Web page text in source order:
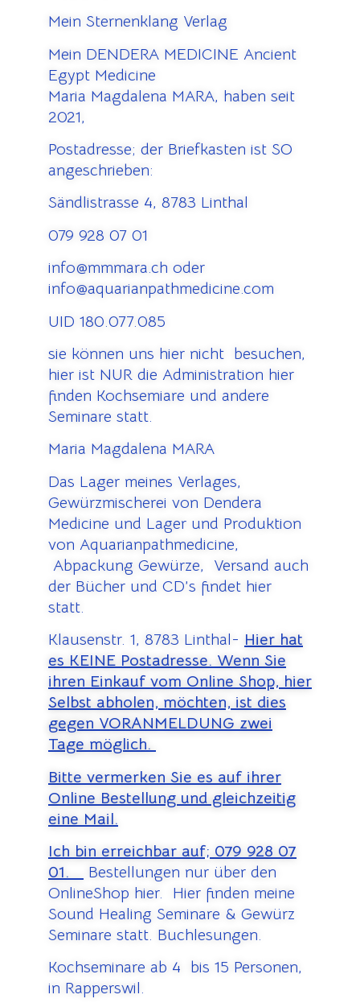
Mein Sternenklang Verlag
Mein DENDERA MEDICINE Ancient
Egypt Medicine
Maria Magdalena MARA, haben seit
2021,
Postadresse; der Briefkasten ist SO
angeschrieben:
Sändlistrasse 4, 8783 Linthal
079 928 07 01
info@mmmara.ch oder
info@aquarianpathmedicine.com
UID 180.077.085
sie können uns hier nicht besuchen,
hier ist NUR die Administration hier
finden Kochsemiare und andere
Seminare statt.
Maria Magdalena MARA
Das Lager meines Verlages,
Gewürzmischerei von Dendera
Medicine und Lager und Produktion
von Aquarianpathmedicine,
Abpackung Gewürze, Versand auch
der Bücher und CD’s findet hier
statt.
Klausenstr. 1, 8783 Linthal- Hier hat
es KEINE Postadresse. Wenn Sie
ihren Einkauf vom Online Shop, hier
Selbst abholen, möchten, ist dies
gegen VORANMELDUNG zwei
Tage möglich.
Bitte vermerken Sie es auf ihrer
Online Bestellung und gleichzeitig
eine Mail.
Ich bin erreichbar auf; 079 928 07
01.
Bestellungen nur über den
OnlineShop hier. Hier finden meine
Sound Healing Seminare & Gewürz
Seminare statt. Buchlesungen.
Kochseminare ab 4 bis 15 Personen,
in Rapperswil.